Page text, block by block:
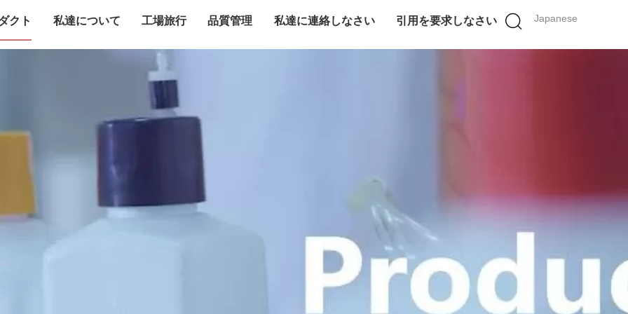
Japanese
クト 私達について 工場旅行 品質管理 私達に連絡しなさい 引用を要求しなさい